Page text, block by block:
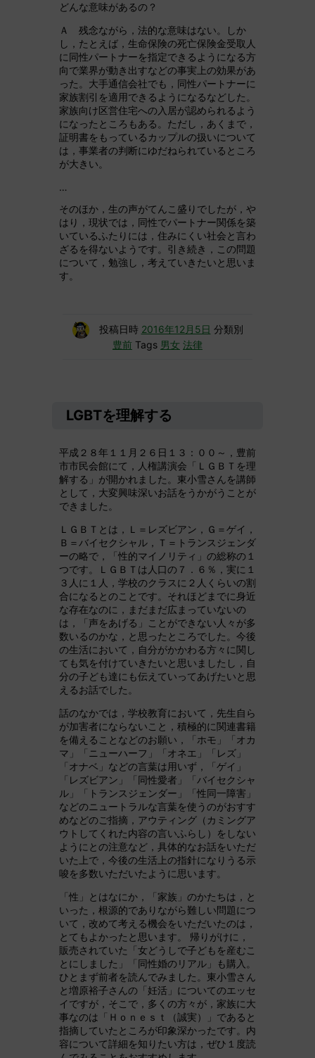
どんな意味があるの？
Ａ 残念ながら，法的な意味はない。しか
し，たとえば，生命保険の死亡保険金受取人
に同性パートナーを指定できるようになる方
向で業界が動き出すなどの事実上の効果があ
った。大手通信会社でも，同性パートナーに
家族割引を適用できるようになるなどした。
家族向け区営住宅への入居が認められるよう
になったところもある。ただし，あくまで，
証明書をもっているカップルの扱いについて
は，事業者の判断にゆだねられているところ
が大きい。
…
そのほか，生の声がてんこ盛りでしたが，や
はり，現状では，同性でパートナー関係を築
いているふたりには，住みにくい社会と言わ
ざるを得ないようです。引き続き，この問題
について，勉強し，考えていきたいと思いま
す。
投稿日時 2016年12月5日 分類別
豊前 Tags 男女 法律
LGBTを理解する
平成２８年１１月２６日１３：００～，豊前
市市民会館にて，人権講演会「ＬＧＢＴを理
解する」が開かれました。東小雪さんを講師
として，大変興味深いお話をうかがうことが
できました。
ＬＧＢＴとは，Ｌ＝レズビアン，Ｇ＝ゲイ，
Ｂ＝バイセクシャル，Ｔ＝トランスジェンダ
ーの略で，「性的マイノリティ」の総称の１
つです。ＬＧＢＴは人口の７．６％，実に１
３人に１人，学校のクラスに２人くらいの割
合になるとのことです。それほどまでに身近
な存在なのに，まだまだ広まっていないの
は，「声をあげる」ことができない人々が多
数いるのかな，と思ったところでした。今後
の生活において，自分がかかわる方々に関し
ても気を付けていきたいと思いましたし，自
分の子ども達にも伝えていってあげたいと思
えるお話でした。
話のなかでは，学校教育において，先生自ら
が加害者にならないこと，積極的に関連書籍
を備えることなどのお願い，「ホモ」「オカ
マ」「ニューハーフ」「オネエ」「レズ」
「オナベ」などの言葉は用いず，「ゲイ」
「レズビアン」「同性愛者」「バイセクシャ
ル」「トランスジェンダー」「性同一障害」
などのニュートラルな言葉を使うのがおすす
めなどのご指摘，アウティング（カミングア
ウトしてくれた内容の言いふらし）をしない
ようにとの注意など，具体的なお話をいただ
いた上で，今後の生活上の指針になりうる示
唆を多数いただいたように思います。
「性」とはなにか，「家族」のかたちは，と
いった，根源的でありながら難しい問題につ
いて，改めて考える機会をいただいたのは，
とてもよかったと思います。 帰りがけに，
販売されていた「女どうしで子どもを産むこ
とにしました」「同性婚のリアル」も購入。
ひとまず前者を読んでみました。東小雪さん
と増原裕子さんの「妊活」についてのエッセ
イですが，そこで，多くの方々が，家族に大
事なのは「Ｈｏｎｅｓｔ（誠実）」であると
指摘していたところが印象深かったです。内
容について詳細を知りたい方は，ぜひ１度読